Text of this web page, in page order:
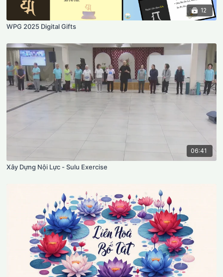
12
WPG 2025 Digital Gifts
06:41
Xây Dựng Nội Lực - Sulu Exercise